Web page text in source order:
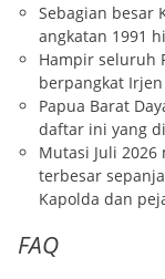
Sebagian besar
angkatan 1991
Hampir seluruh
berpangkat Irjen
Papua Barat
daftar ini yang
Mutasi Juli
terbesar
Kapolda dan
FAQ